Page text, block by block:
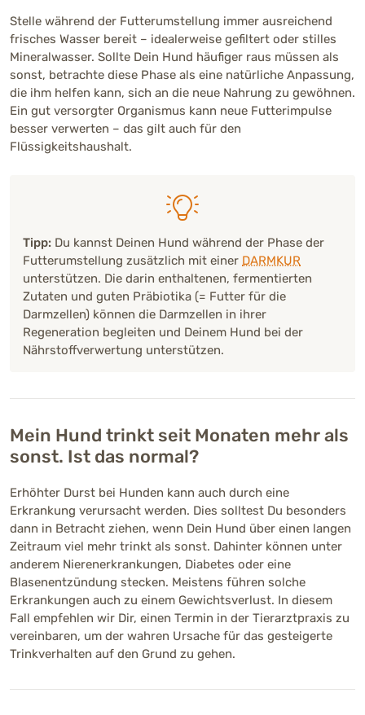
Stelle während der Futterumstellung immer ausreichend
frisches Wasser bereit – idealerweise gefiltert oder stilles
Mineralwasser. Sollte Dein Hund häufiger raus müssen als
sonst, betrachte diese Phase als eine natürliche Anpassung,
die ihm helfen kann, sich an die neue Nahrung zu gewöhnen.
Ein gut versorgter Organismus kann neue Futterimpulse
besser verwerten – das gilt auch für den
Flüssigkeitshaushalt.
Tipp: Du kannst Deinen Hund während der Phase der
Futterumstellung zusätzlich mit einer DARMKUR
unterstützen. Die darin enthaltenen, fermentierten
Zutaten und guten Präbiotika (= Futter für die
Darmzellen) können die Darmzellen in ihrer
Regeneration begleiten und Deinem Hund bei der
Nährstoffverwertung unterstützen.
Mein Hund trinkt seit Monaten mehr als
sonst. Ist das normal?
Erhöhter Durst bei Hunden kann auch durch eine
Erkrankung verursacht werden. Dies solltest Du besonders
dann in Betracht ziehen, wenn Dein Hund über einen langen
Zeitraum viel mehr trinkt als sonst. Dahinter können unter
anderem Nierenerkrankungen, Diabetes oder eine
Blasenentzündung stecken. Meistens führen solche
Erkrankungen auch zu einem Gewichtsverlust. In diesem
Fall empfehlen wir Dir, einen Termin in der Tierarztpraxis zu
vereinbaren, um der wahren Ursache für das gesteigerte
Trinkverhalten auf den Grund zu gehen.